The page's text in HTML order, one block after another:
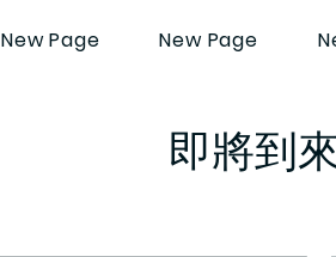
New Page New Page
即將到